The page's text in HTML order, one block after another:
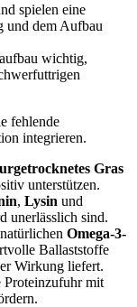
spielen eine
und dem Aufbau
wichtig,
fehlende
integrieren.
Gras
unterstützen.
, Lysin und
unerlässlich sind.
Omega-3-
Ballaststoffe
Wirkung liefert.
Proteinzufuhr mit